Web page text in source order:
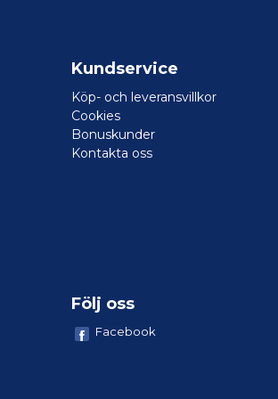
Kundservice
Köp- och leveransvillkor
Cookies
Bonuskunder
Kontakta oss
Följ oss
Facebook